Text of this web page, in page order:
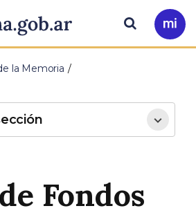
Ir
a
Buscar
la Memoria
Fondos